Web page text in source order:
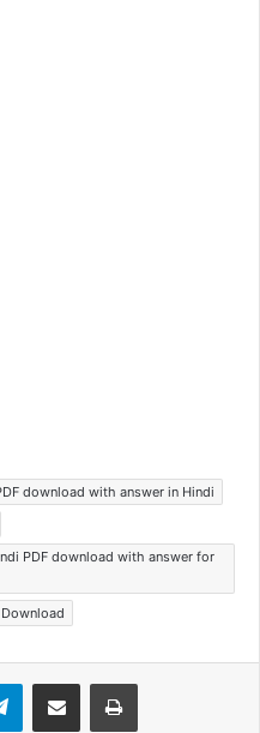
download with answer in Hindi
PDF download with answer for
TelegramShare via Email Print